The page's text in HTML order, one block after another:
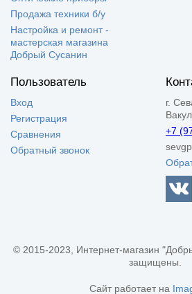
Продажа техники б/у
Настройка и ремонт -
мастерская магазина
Добрый Сусанин
Пользователь
Вход
Регистрация
Сравнения
Обратный звонок
г.
+7
© 2015-2023, Интернет-магазин
защищены.
Сайт работает на